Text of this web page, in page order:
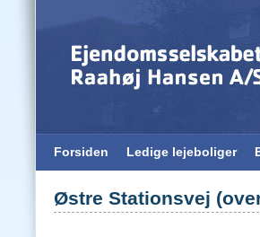
Forsiden Ledige lejeboliger
Østre Stationsvej